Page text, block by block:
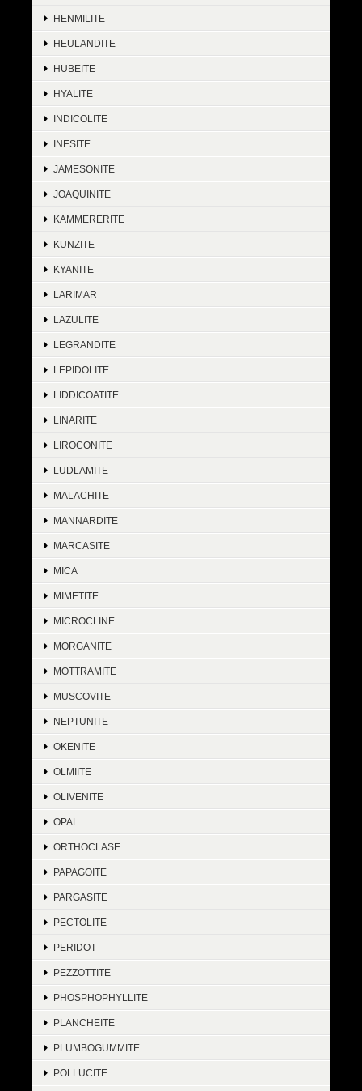
HENMILITE
HEULANDITE
HUBEITE
HYALITE
INDICOLITE
INESITE
JAMESONITE
JOAQUINITE
KAMMERERITE
KUNZITE
KYANITE
LARIMAR
LAZULITE
LEGRANDITE
LEPIDOLITE
LIDDICOATITE
LINARITE
LIROCONITE
LUDLAMITE
MALACHITE
MANNARDITE
MARCASITE
MICA
MIMETITE
MICROCLINE
MORGANITE
MOTTRAMITE
MUSCOVITE
NEPTUNITE
OKENITE
OLMIITE
OLIVENITE
OPAL
ORTHOCLASE
PAPAGOITE
PARGASITE
PECTOLITE
PERIDOT
PEZZOTTITE
PHOSPHOPHYLLITE
PLANCHEITE
PLUMBOGUMMITE
POLLUCITE